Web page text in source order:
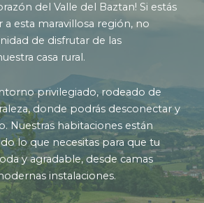
del Valle del Baztan! Si estás
esta maravillosa región, no
de disfrutar de las
casa rural.
privilegiado, rodeado de
donde podrás desconectar y
Nuestras habitaciones están
lo que necesitas para que tu
y agradable, desde camas
instalaciones.